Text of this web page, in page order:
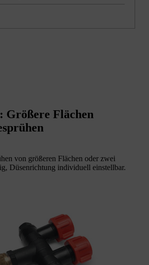
Größere Flächen
von größeren Flächen oder zwei
Düsenrichtung individuell einstellbar.